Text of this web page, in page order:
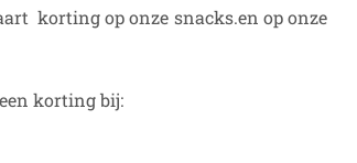
korting op onze snacks.en op onze
korting bij: